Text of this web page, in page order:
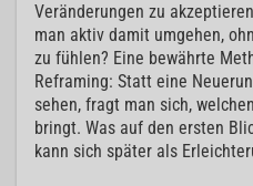
Veränderungen zu
man aktiv damit umgehen,
zu fühlen? Eine bewährte
Reframing: Statt eine
sehen, fragt man sich,
bringt. Was auf den ersten
kann sich später als